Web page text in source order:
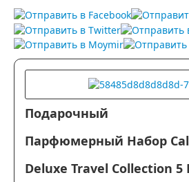
Женские крутые ароматы, о
Бриллианты с фруктами! Стилеты,
бобами тонка!…
Подарочный
Парфюмерный Набор
Deluxe Travel Collection 5